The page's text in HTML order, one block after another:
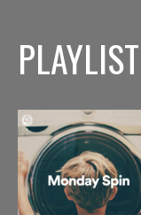
PLAYLIST